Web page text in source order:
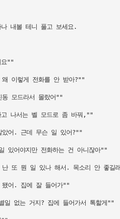
내볼 테니 풀고 보세요.
요""
이렇게 전화를 안 받아?""
모드라서 몰랐어""
고 나서는 벨 모드로 좀 바꿔,""
어. 근데 무슨 일 있어?""
있어야지만 전화하는 건 아니잖아""
또 뭔 일 있나 해서. 목소리 안 좋길
어. 집에 잘 들어가""
일 없는 거지? 집에 들어가서 톡할게""